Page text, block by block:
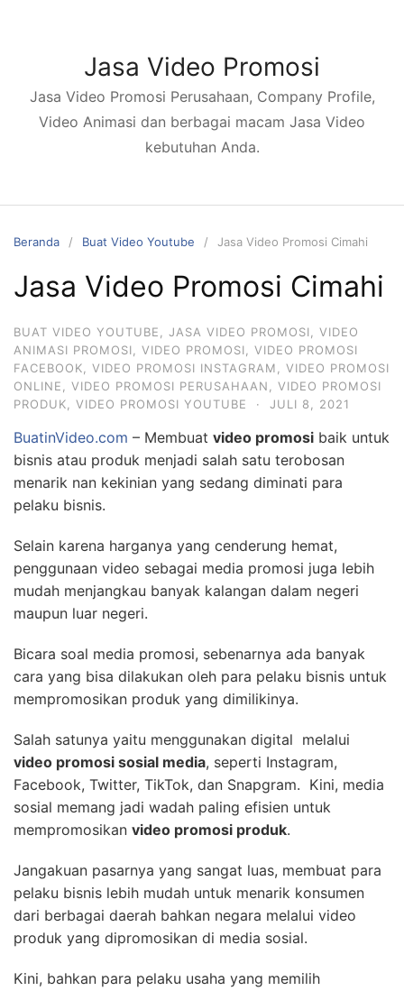
Jasa Video Promosi
Jasa Video Promosi Perusahaan, Company Profile,
Video Animasi dan berbagai macam Jasa Video
kebutuhan Anda.
Beranda Buat Video Youtube Jasa Video Promosi Cimahi
Jasa Video Promosi Cimahi
BUAT VIDEO YOUTUBE JASA VIDEO PROMOSI
VIDEO
ANIMASI PROMOSI
VIDEO PROMOSI
VIDEO PROMOSI
FACEBOOK
VIDEO PROMOSI INSTAGRAM
VIDEO PROMOSI
ONLINE
VIDEO PROMOSI PERUSAHAAN
VIDEO PROMOSI
PRODUK
VIDEO PROMOSI YOUTUBE · JULI 8, 2021
BuatinVideo.com – Membuat video promosi baik untuk
bisnis atau produk menjadi salah satu terobosan
menarik nan kekinian yang sedang diminati para
pelaku bisnis.
Selain karena harganya yang cenderung hemat,
penggunaan video sebagai media promosi juga lebih
mudah menjangkau banyak kalangan dalam negeri
maupun luar negeri.
Bicara soal media promosi, sebenarnya ada banyak
cara yang bisa dilakukan oleh para pelaku bisnis untuk
mempromosikan produk yang dimilikinya.
Salah satunya yaitu menggunakan digital melalui
video promosi sosial media, seperti Instagram,
Facebook, Twitter, TikTok, dan Snapgram. Kini, media
sosial memang jadi wadah paling efisien untuk
mempromosikan video promosi produk.
Jangakuan pasarnya yang sangat luas, membuat para
pelaku bisnis lebih mudah untuk menarik konsumen
dari berbagai daerah bahkan negara melalui video
produk yang dipromosikan di media sosial.
Kini, bahkan para pelaku usaha yang memilih